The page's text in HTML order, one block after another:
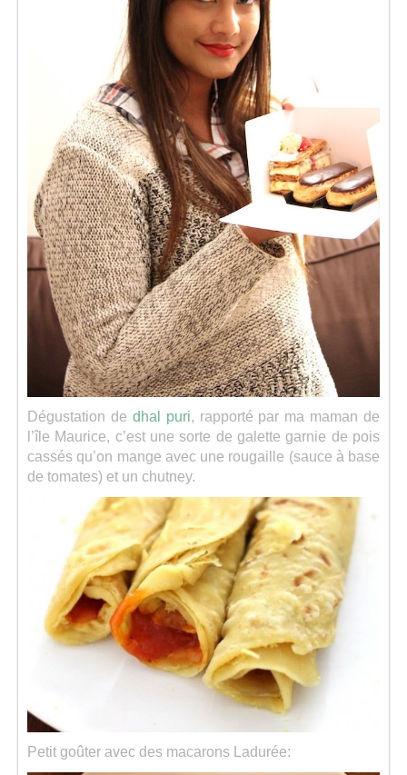
Dégustation de dhal puri, rapporté par ma maman de
l’île Maurice, c’est une sorte de galette garnie de pois
cassés qu’on mange avec une rougaille (sauce à base
de tomates) et un chutney.
Petit goûter avec des macarons Ladurée: